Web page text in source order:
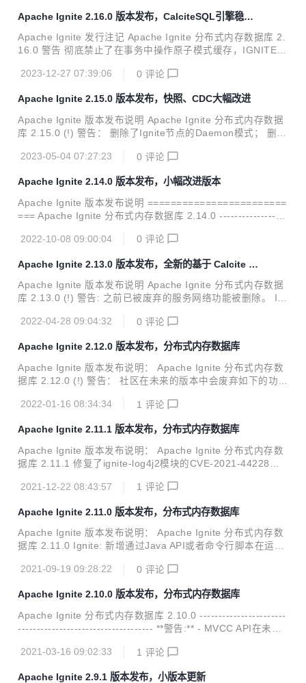
che Calcite的SQL引擎； 兼容OpenAPI的REST API； 基于H
OCON的动态配置； 改进的集群管理和控制工具； 改进的事
务协议； 基于Raft的共识算法架构； 简化的表和模式管理。
Apache Ignite 2.16.0 版本发布，CalciteSQL引擎稳定
化，JDK21支持
Apache Ignite 发行注记 Apache Ignite 分布式内存数据库 2.
16.0 警告 彻底禁止了在事务中操作原子模式缓存，IGNITE_
了CacheAtomicityMode#TRANSACTIONAL_SNAPSHOT缓
ED_CACHE_GROUPS系统属性可以配置临时运行这个模
式； ignite-ml和ignite-cassandra模块迁移至Ignite扩展库。
Ignite 新增了ARM64 Docker 容器镜像； 新增了CLIE...
2023-12-27 07:39:06 0 评论
Apache Ignite 2.15.0 版本发布，快照、CDC大幅改进
Apache Ignite 版本发布说明 Apache Ignite 分布式内存数据
库 2.15.0 (!) 警告： 删除了Ignite节点的Daemon模式； 删除
（ThreadPoolMXBean、CacheGroupMetricsMXBean、Ca
orageMetricsMXBean、DataRegionMetricsMXBean）； 删
除了多余的ignite-spring模块的ignite-indexing模块依赖，...
2023-05-04 07:27:23 0 评论
Apache Ignite 2.14.0 版本发布，小幅改进版本
Apache Ignite 版本发布说明 ========================
=== Apache Ignite 分布式内存数据库 2.14.0 ------------------
OCAL模式； * 删除了scalar模块。 Ignite: * 新增了CDC的二
索引重建的命令； * 瘦客户端的分区感知新增了对自定义关联
映射函数的支持； * 新增了快照创建操作指标； * 控制脚本和
JMX新增了获取快照状态的命...
2022-10-08 09:00:04 0 评论
Apache Ignite 2.13.0 版本发布，全新的基于 Calcite 的
SQL 引擎
Apache Ignite 版本发布说明 Apache Ignite 分布式内存数据
库 2.13.0 (!) 警告: 之前已被废弃的服务网络功能被删除。 Ig
照文件的速率； 启动时新增CDC硬链接检查； 在Calcite查询
程中新增JMX的管理接口和指标输出； 新增重建损坏索引的
维护任务； 新增SNAPSHOT系统视图来显示本地的快照； 新
增ServiceCallContext，在服务调用时可以隐式传递额外的参
数； 新增一个选项，使用control.sh...
2022-04-28 09:04:32 0 评论
Apache Ignite 2.12.0 版本发布，分布式内存数据库
Apache Ignite 版本发布说明： Apache Ignite 分布式内存数
据库 2.12.0 (!) 警告： 社区在未来的版本中会废弃如下的功
CTIONAL_SNAPSHOT、CacheConfiguration#rebalanceD
nListener和TcpDiscoveryZookeeperIpFinder移植到了Ignite
扩展库； 现有的服务网格实现在下一版本中会被删除。 Ignit
e： 新增分布式环境测...
2022-01-16 08:34:34 1 评论
Apache Ignite 2.11.1 版本发布，分布式内存数据库
Apache Ignite 版本发布说明： Apache Ignite 分布式内存数
据库 2.11.1 修复了ignite-log4j2模块的CVE-2021-44228、C
为2.17.0； 新增了使用CMake构建ODBC安装器的功能。
2021-12-22 08:43:57 1 评论
Apache Ignite 2.11.0 版本发布，分布式内存数据库
Apache Ignite 版本发布说明： Apache Ignite 分布式内存数
据库 2.11.0 Ignite: 新增通过Java API或者命令行脚本在运行
可以校验快照的一致性等； 新增集群的元数据存储，用于快照
CK和Segmented-LRU两种页面替换算法； 新增关联并置副
本过滤器的节点属性； 新增数据结构的系统视图； 新增基线
节点属性的系统视图； 新增用于监控SQL索引内存页面数的
标； 控制脚本的输出中新增无...
2021-09-19 09:28:22 0 评论
Apache Ignite 2.10.0 版本发布，分布式内存数据库
Apache Ignite 分布式内存数据库 2.10.0 -----------------------
------------------------------------ **警告:** - MVCC API在未来
出现故障，该问题将很快修复； - Spring Data迁移至ignite-e
瘦客户端迁移到单独的仓库。 **Ignite核心层:** - 新增了在集
2021-03-16 09:02:33 1 评论
Apache Ignite 2.9.1 版本发布，小版本更新